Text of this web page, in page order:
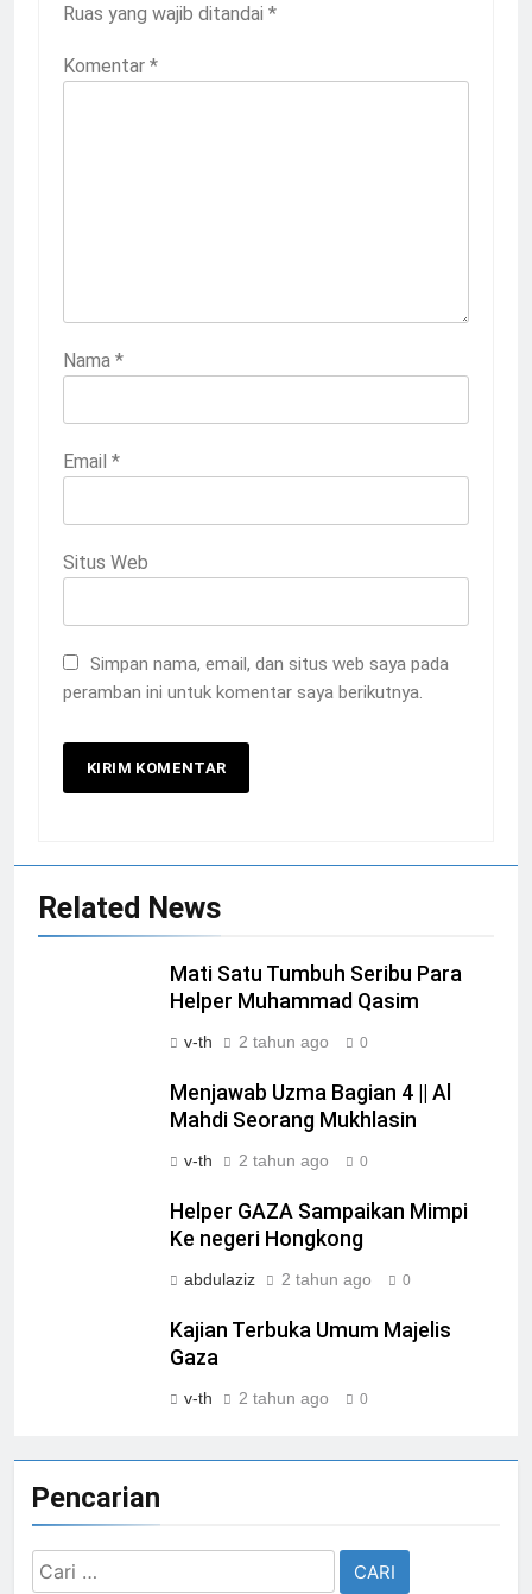
Ruas yang wajib ditandai *
Komentar *
Nama *
Email *
Situs Web
Simpan nama, email, dan situs web saya pada
peramban ini untuk komentar saya berikutnya.
Related News
Mati Satu Tumbuh Seribu Para
Helper Muhammad Qasim
v-th 2 tahun ago 0
Menjawab Uzma Bagian 4 || Al
Mahdi Seorang Mukhlasin
v-th 2 tahun ago 0
Helper GAZA Sampaikan Mimpi
Ke negeri Hongkong
abdulaziz 2 tahun ago 0
Kajian Terbuka Umum Majelis
Gaza
v-th 2 tahun ago 0
Pencarian
Cari